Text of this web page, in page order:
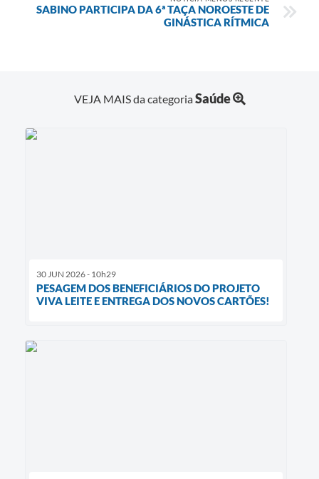
SABINO PARTICIPA DA 6ª TAÇA NOROESTE DE
GINÁSTICA RÍTMICA
VEJA MAIS da categoriaSaúde
30 JUN 2026 - 10h29
PESAGEM DOS BENEFICIÁRIOS DO PROJETO
VIVA LEITE E ENTREGA DOS NOVOS CARTÕES!